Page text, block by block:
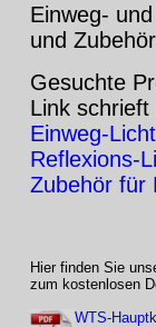
Einweg-
und Zubehör
Gesuchte
Link schrieft
Einweg-
Reflexions-
Zubehör für
Hier finden Sie
zum kostenlosen
WTS-